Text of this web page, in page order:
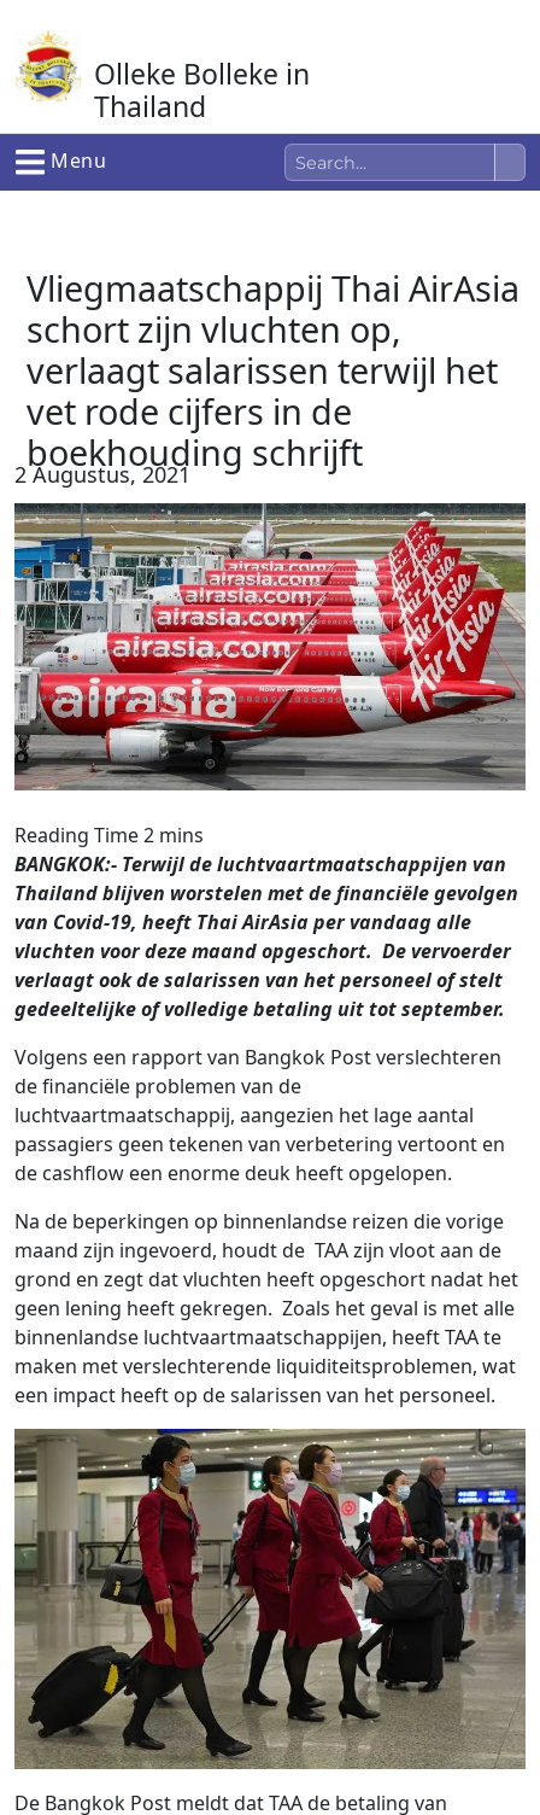
naar
de
inhoud
Olleke Bolleke in
Thailand
In Thailand
Menu
Vliegmaatschappij Thai AirAsia
schort zijn vluchten op,
verlaagt salarissen terwijl het
vet rode cijfers in de
boekhouding schrijft
2 Augustus, 2021
BANGKOK:- Terwijl de luchtvaartmaatschappijen van
Thailand blijven worstelen met de financiële gevolgen
van Covid-19, heeft Thai AirAsia per vandaag alle
vluchten voor deze maand opgeschort. De vervoerder
verlaagt ook de salarissen van het personeel of stelt
gedeeltelijke of volledige betaling uit tot september.
Volgens een rapport van Bangkok Post verslechteren
de financiële problemen van de
luchtvaartmaatschappij, aangezien het lage aantal
passagiers geen tekenen van verbetering vertoont en
de cashflow een enorme deuk heeft opgelopen.
Na de beperkingen op binnenlandse reizen die vorige
maand zijn ingevoerd, houdt de TAA zijn vloot aan de
grond en zegt dat vluchten heeft opgeschort nadat het
geen lening heeft gekregen. Zoals het geval is met alle
binnenlandse luchtvaartmaatschappijen, heeft TAA te
maken met verslechterende liquiditeitsproblemen, wat
een impact heeft op de salarissen van het personeel.
De Bangkok Post meldt dat TAA de betaling van